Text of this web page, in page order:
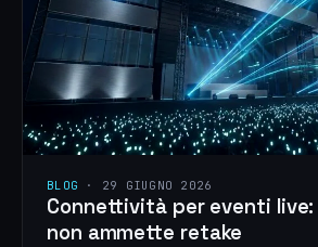
BLOG · 29 GIUGNO 2026
Connettività per eventi
non ammette retake